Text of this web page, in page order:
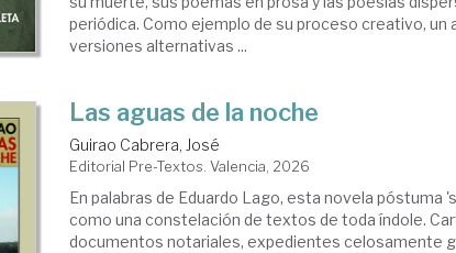
periódica. Como ejemplo de su proceso creativo, un
versiones alternativas ...
Las aguas de la noche
Guirao Cabrera, José
Editorial Pre-Textos. Valencia, 2026
En palabras de Eduardo Lago, esta novela póstuma
como una constelación de textos de toda índole.
documentos notariales, expedientes celosamente